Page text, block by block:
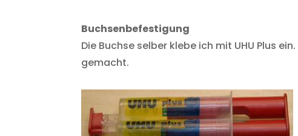
Buchsenbefestigung
Die Buchse selber klebe ich mit UHU Plus
gemacht.